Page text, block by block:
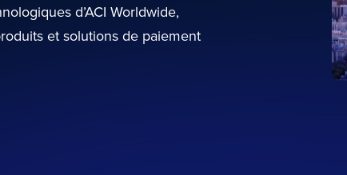
d’ACI Worldwide,
et solutions de paiement